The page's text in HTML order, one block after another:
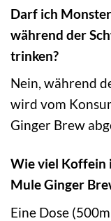
Darf ich
während der
trinken?
Nein, während
wird vom
Ginger Brew
Wie viel Koffein
Mule Ginger
Eine Dose